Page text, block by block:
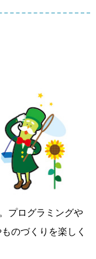
プログラミングや
のづくりを楽しく